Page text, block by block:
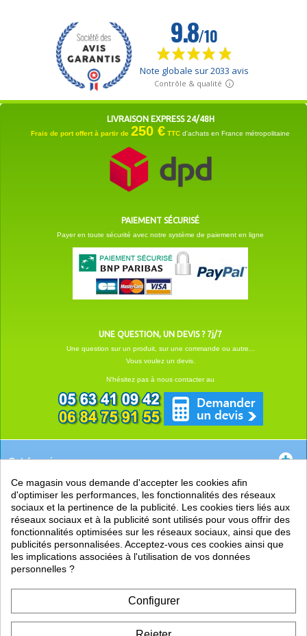
LIVRAISON EXPRESS 24/48H
Frais de port offert à partir de 250 € TTC d'achats en France métropolitaine
PAIEMENT SÉCURISÉ
Payer en toute sécurité avec notre système de paiement en ligne
UNE QUESTION, UN DEVIS ? 7j/7
Une question sur un produit, sur une commande ou autre...
Vous voulez un devis.
N'hésitez pas à nous contacter au
Catégories
EN SAVOIR +
PRATIQUE
LIENS
Ce magasin vous demande d'accepter les cookies afin
d'optimiser les performances, les fonctionnalités des réseaux
sociaux et la pertinence de la publicité. Les cookies tiers liés aux
réseaux sociaux et à la publicité sont utilisés pour vous offrir des
fonctionnalités optimisées sur les réseaux sociaux, ainsi que des
publicités personnalisées. Acceptez-vous ces cookies ainsi que
les implications associées à l'utilisation de vos données
personnelles ?
Configurer